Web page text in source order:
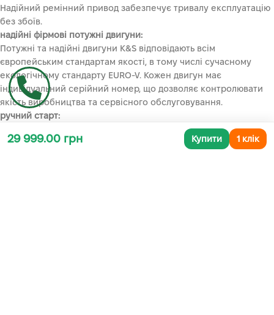
Надійний ремінний привод забезпечує тривалу експлуатацію
без збоїв.
надійні фірмові потужні двигуни:
Потужні та надійні двигуни K&S відповідають всім
європейським стандартам якості, в тому числі сучасному
екологічному стандарту EURO-V. Кожен двигун має
індивідуальний серійний номер, що дозволяє контролювати
якість виробництва та сервісного обслуговування.
ручний старт:
Двигун культиватора приводиться в дію ручною системою
запуску. Просто потягніть ручку стартера, і двигун починає
29 999.00 грн Купити 1 клік